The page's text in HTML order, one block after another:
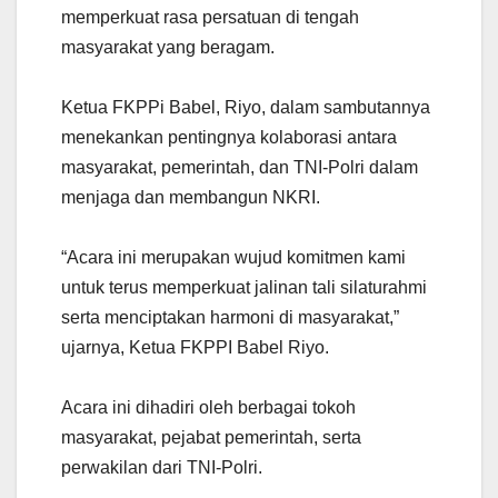
memperkuat rasa persatuan di tengah
masyarakat yang beragam.
Ketua FKPPi Babel, Riyo, dalam sambutannya
menekankan pentingnya kolaborasi antara
masyarakat, pemerintah, dan TNI-Polri dalam
menjaga dan membangun NKRI.
“Acara ini merupakan wujud komitmen kami
untuk terus memperkuat jalinan tali silaturahmi
serta menciptakan harmoni di masyarakat,”
ujarnya, Ketua FKPPI Babel Riyo.
Acara ini dihadiri oleh berbagai tokoh
masyarakat, pejabat pemerintah, serta
perwakilan dari TNI-Polri.